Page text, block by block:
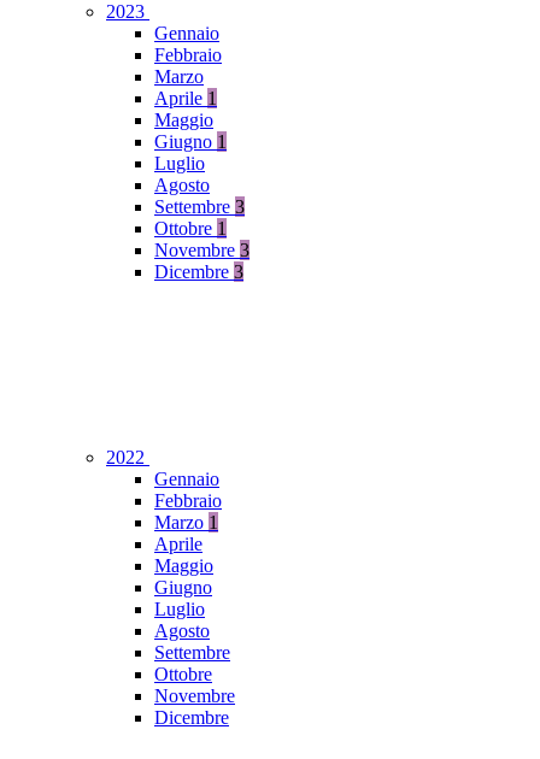
2023
Gennaio
Febbraio
Marzo
Aprile 1
Maggio
Giugno 1
Luglio
Agosto
Settembre 3
Ottobre 1
Novembre 3
Dicembre 3
2022
Gennaio
Febbraio
Marzo 1
Aprile
Maggio
Giugno
Luglio
Agosto
Settembre
Ottobre
Novembre
Dicembre